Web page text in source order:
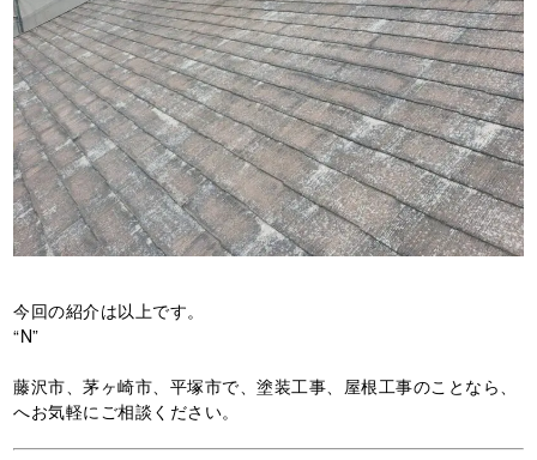
今回の紹介は以上です。
“N”
藤沢市、茅ヶ崎市、平塚市で、塗装工事、屋根工事のことなら、
へお気軽にご相談ください。